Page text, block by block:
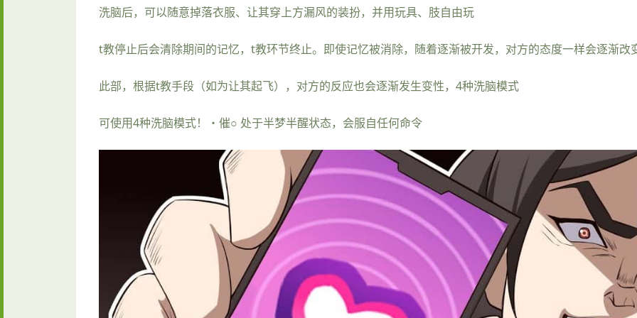
洗脑后，可以随意掉落衣服、让其穿上方漏风的装扮，并用玩具、肢自由玩
t教停止后会清除期间的记忆，t教环节终止。即使记忆被消除，随着逐渐被开发，对方的态度一样会逐渐改
此部，根据t教手段（如为让其起飞），对方的反应也会逐渐发生变性，4种洗脑模式
可使用4种洗脑模式！・催○ 处于半梦半醒状态，会服自任何命令